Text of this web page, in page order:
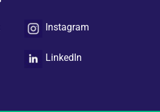
Instagram
LinkedIn